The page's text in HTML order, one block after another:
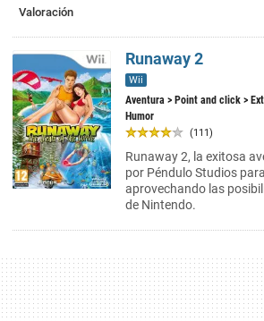
Valoración
Runaway 2
Wii
Aventura > Point and click >
Humor
(111)
Runaway 2, la exitosa
por Péndulo Studios
aprovechando las
de Nintendo.